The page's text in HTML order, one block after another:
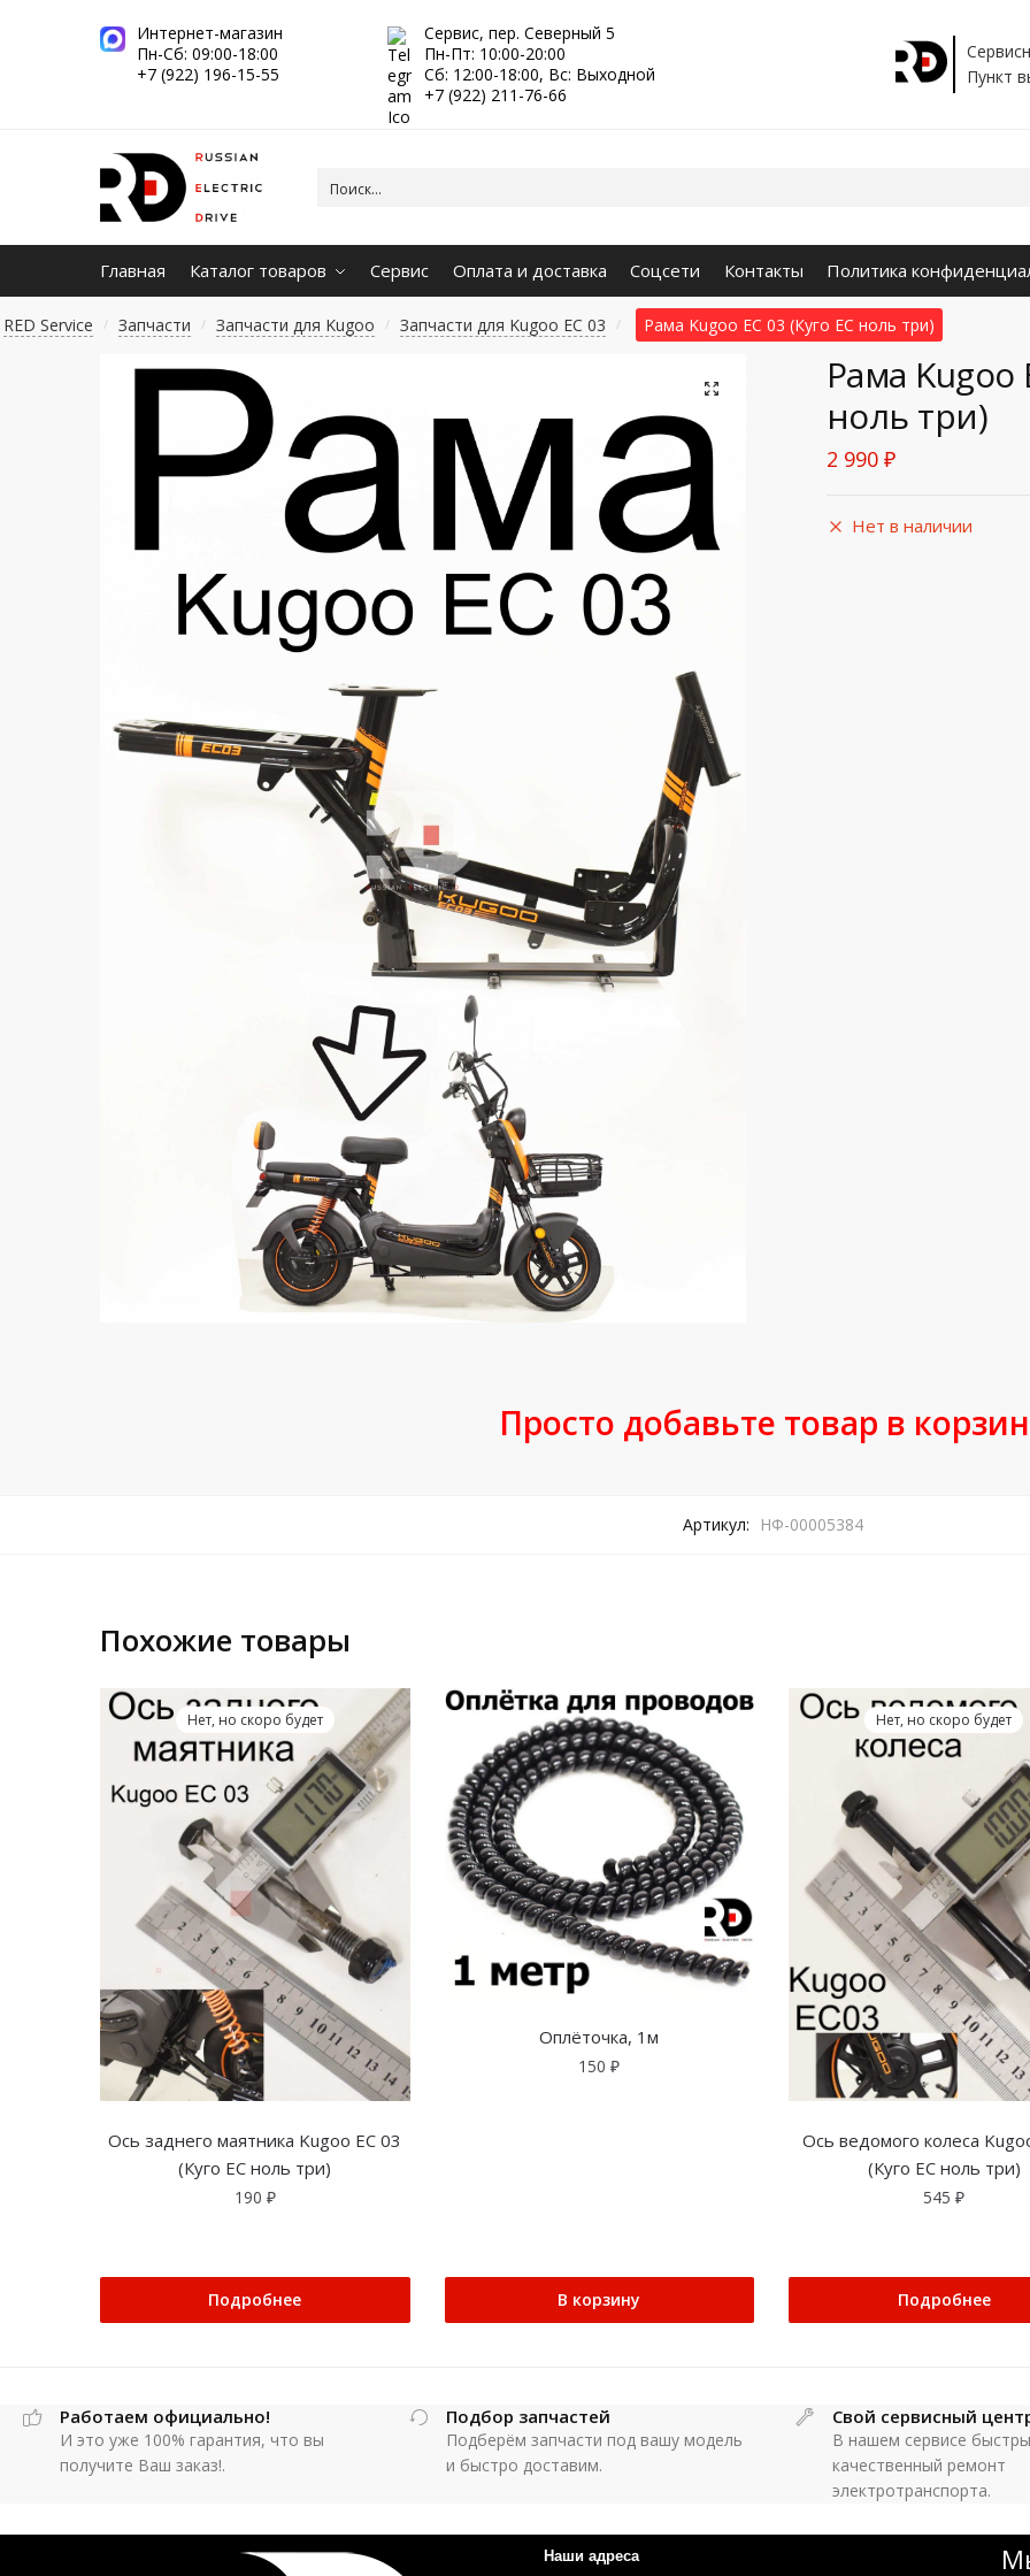
Интернет-магазин
Пн-Сб: 09:00-18:00
+7 (922) 196-15-55
Сервис, пер. Северный 5
Пн-Пт: 10:00-20:00
Сб: 12:00-18:00, Вс: Выходной
+7 (922) 211-76-66
Пункт
Главная Каталог товаров Сервис Оплата и доставка Соцсети Контакты Политика
RED Service / Запчасти / Запчасти для Kugoo / Запчасти для Kugoo EC 03 / Рама Kugoo EC 03 (Куго ЕС ноль три)
🔍
Рама Kugoo
ноль три)
2 990 ₽
Нет в наличии
Просто добавьте товар в
Артикул: НФ-00005384
Похожие товары
Нет, но скоро будет
Ось заднего маятника Kugoo EC 03
(Куго ЕС ноль три)
190 ₽
Подробнее
Оплёточка, 1м
150₽
В корзину
Нет, но скоро будет
Ось ведомого колеса
(Куго ЕС ноль три)
545₽
Подробнее
Работаем официально!
И это уже 100% гарантия, что вы
получите Ваш заказ!.
Подбор запчастей
Подберём запчасти под вашу модель
и быстро доставим.
Свой сервисный
В нашем сервисе
качественный ремонт
электротранспорта.
Наши адреса